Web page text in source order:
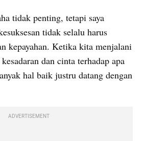
tidak penting, tetapi saya
tidak selalu harus
kepayahan. Ketika kita menjalani
dan cinta terhadap apa
hal baik justru datang dengan
ADVERTISEMENT